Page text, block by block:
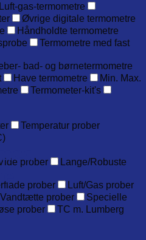
Luft-gas-termometre
Øvrige digitale termometre
Håndholdte termometre
Termometre med fast
bad- og børnetermometre
Have termometre
Min. Max.
Termometer-kit's
Temperatur prober
prober
Lange/Robuste
prober
Luft/Gas prober
Vandtætte prober
Specielle
prober
TC m. Lumberg